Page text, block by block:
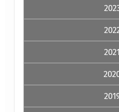
2021